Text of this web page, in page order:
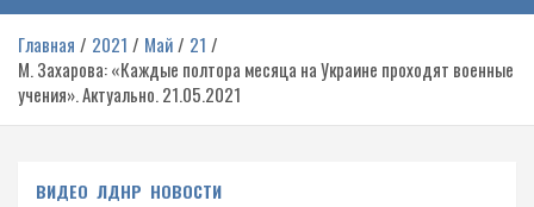
Главная 2021 Май
21
М. Захарова: «Каждые полтора месяца на Украине проходят военные
учения». Актуально. 21.05.2021
ВИДЕО ЛДНР НОВОСТИ